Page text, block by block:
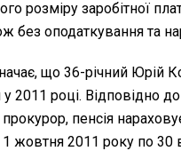
розміру заробітної
без оподаткування та
що 36-річний Юрій
2011 році. Відповідно
пенсія
жовтня 2011 року по 30